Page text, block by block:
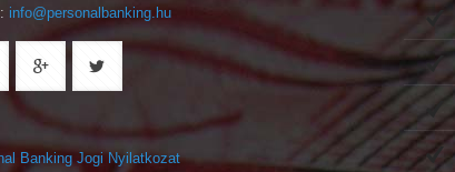
info@personalbanking.hu
Banking Jogi Nyilatkozat